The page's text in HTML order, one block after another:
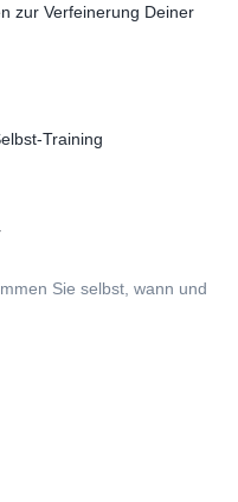
zur Verfeinerung Deiner
Training
Sie selbst, wann und